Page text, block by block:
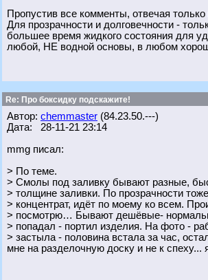
Пропустив все комменты, отвечая
Для прозрачности и долговечности -
большее время жидкого состояния для
любой, НЕ водной основы, в любом
Re: Про боксидку подскажите!
Автор: chemmaster (84.23.50.---)
Дата: 28-11-21 23:14
mmg писал:
> По теме.
> Смолы под заливку бывают разные,
> толщине заливки. По прозрачности
> концентрат, идёт по моему ко всем.
> посмотрю… Бывают дешёвые-
> попадал - портил изделия. На фото -
> застыла - половина встала за час,
мне на разделочную доску и не к